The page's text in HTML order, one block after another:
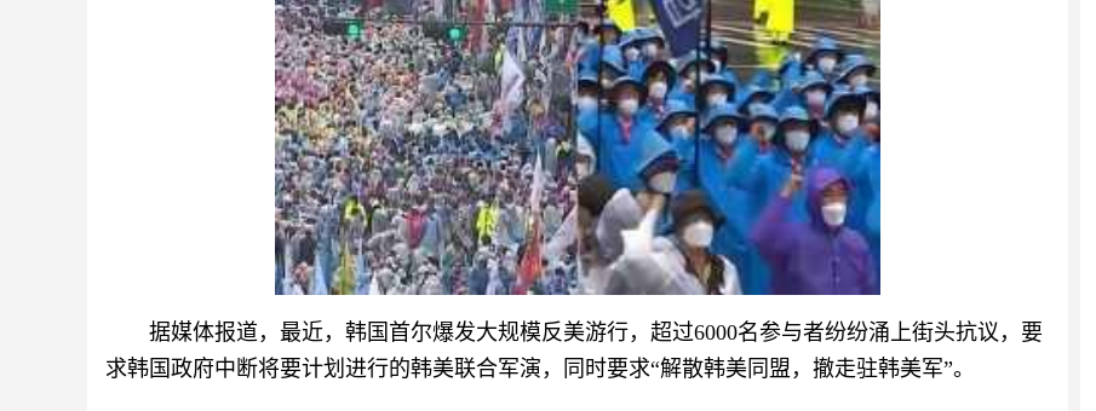
据媒体报道，最近，韩国首尔爆发大规模反美游行，超过6000名参与者纷纷涌上街头抗议，要
求韩国政府中断将要计划进行的韩美联合军演，同时要求“解散韩美同盟，撤走驻韩美军”。